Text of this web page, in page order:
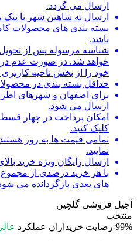
ارسال می گردد.
ارسال به شاهین شهر با
بسته بندی های محصولات
باشد.
شناسه مرسوله پس از
خواهد شد. در صورت عدم
خود را از بخش ناحیه کاربری
حداقل بسته بندی در محصولات وزنی، 200
برای اصفهان و شهرهای
ارسال می شود.
امکان پرداخت در چهار قسط
کلیک کنید.
تمامی قیمت ها به روز هستند
نمایید.
ارسال رایگان ویژه خرید بالای 2,500,000 تومان می
با هر خرید درصدی از مجموع
های بعدی بازگردانده می
آجیل فروشی گلچین
منتخب
99% رضایت خریداران عملکرد